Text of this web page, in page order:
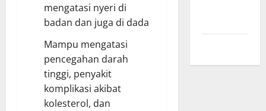
mengatasi nyeri di
badan dan juga di dada
Mampu mengatasi
pencegahan darah
tinggi, penyakit
komplikasi akibat
kolesterol, dan